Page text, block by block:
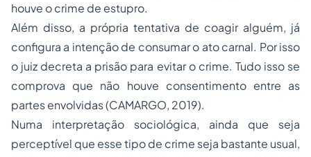
houve o crime de estupro.
Além disso, a própria tentativa de coagir alguém, já
configura a intenção de consumar o ato carnal. Por isso
o juiz decreta a prisão para evitar o crime. Tudo isso se
comprova que não houve consentimento entre as
partes envolvidas (CAMARGO, 2019).
Numa interpretação sociológica, ainda que seja
perceptível que esse tipo de crime seja bastante usual,